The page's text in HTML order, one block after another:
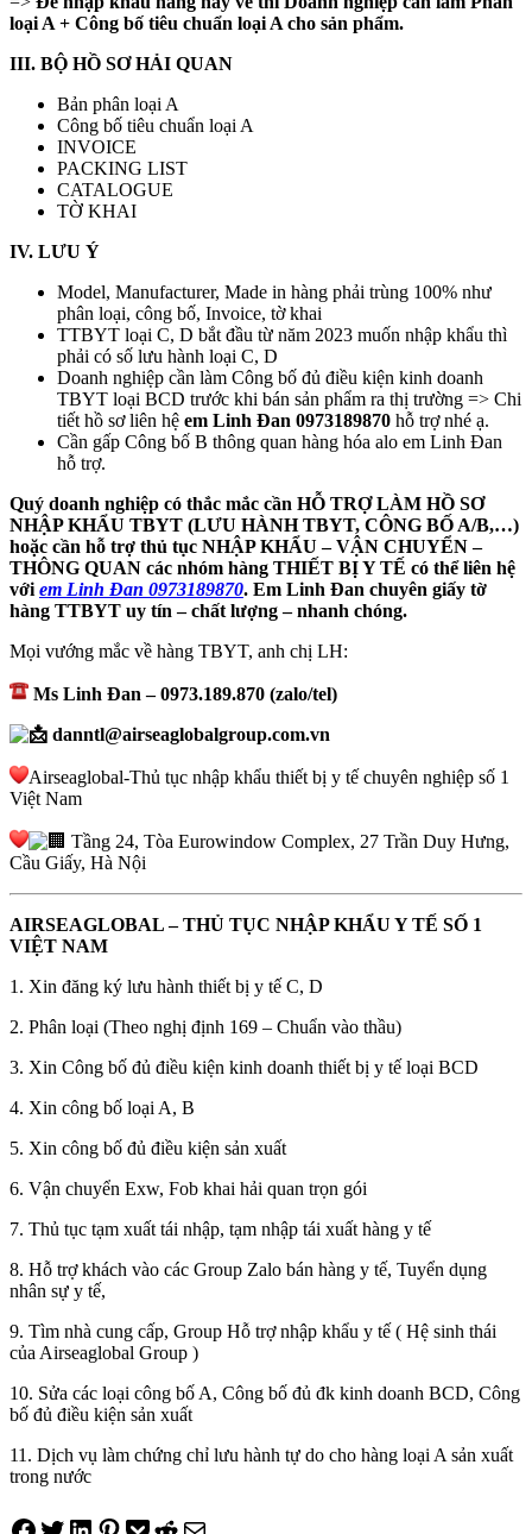
loại A + Công bố tiêu chuẩn loại A cho sản phẩm.
III. BỘ HỒ SƠ HẢI QUAN
Bản phân loại A
Công bố tiêu chuẩn loại A
INVOICE
PACKING LIST
CATALOGUE
TỜ KHAI
IV. LƯU Ý
Model, Manufacturer, Made in hàng phải trùng 100% như
phân loại, công bố, Invoice, tờ khai
TTBYT loại C, D bắt đầu từ năm 2023 muốn nhập khẩu thì
phải có số lưu hành loại C, D
Doanh nghiệp cần làm Công bố đủ điều kiện kinh doanh
TBYT loại BCD trước khi bán sản phẩm ra thị trường => Chi
tiết hồ sơ liên hệ em Linh Đan 0973189870 hỗ trợ nhé ạ.
Cần gấp Công bố B thông quan hàng hóa alo em Linh Đan
hỗ trợ.
Quý doanh nghiệp có thắc mắc cần HỖ TRỢ LÀM HỒ SƠ
NHẬP KHẨU TBYT (LƯU HÀNH TBYT, CÔNG BỐ A/B,…)
hoặc cần hỗ trợ thủ tục NHẬP KHẨU – VẬN CHUYỂN –
THÔNG QUAN các nhóm hàng THIẾT BỊ Y TẾ có thể liên hệ
với em Linh Đan 0973189870. Em Linh Đan chuyên giấy tờ
hàng TTBYT uy tín – chất lượng – nhanh chóng.
Mọi vướng mắc về hàng TBYT, anh chị LH:
Ms Linh Đan – 0973.189.870 (zalo/tel)
danntl@airseaglobalgroup.com.vn
Airseaglobal-Thủ tục nhập khẩu thiết bị y tế chuyên nghiệp số 1
Việt Nam
Tầng 24, Tòa Eurowindow Complex, 27 Trần Duy Hưng,
Cầu Giấy, Hà Nội
AIRSEAGLOBAL – THỦ TỤC NHẬP KHẨU Y TẾ SỐ 1
VIỆT NAM
1. Xin đăng ký lưu hành thiết bị y tế C, D
2. Phân loại (Theo nghị định 169 – Chuẩn vào thầu)
3. Xin Công bố đủ điều kiện kinh doanh thiết bị y tế loại BCD
4. Xin công bố loại A, B
5. Xin công bố đủ điều kiện sản xuất
6. Vận chuyển Exw, Fob khai hải quan trọn gói
7. Thủ tục tạm xuất tái nhập, tạm nhập tái xuất hàng y tế
8. Hỗ trợ khách vào các Group Zalo bán hàng y tế, Tuyển dụng
nhân sự y tế,
9. Tìm nhà cung cấp, Group Hỗ trợ nhập khẩu y tế ( Hệ sinh thái
của Airseaglobal Group )
10. Sửa các loại công bố A, Công bố đủ đk kinh doanh BCD, Công
bố đủ điều kiện sản xuất
11. Dịch vụ làm chứng chỉ lưu hành tự do cho hàng loại A sản xuất
trong nước